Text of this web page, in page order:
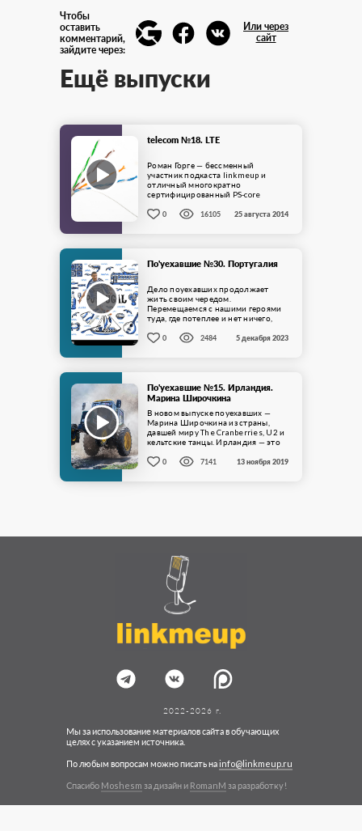
Чтобы
оставить
комментарий,
зайдите через:
Или через
сайт
Ещё выпуски
telecom №18. LTE
Роман Горге — бессменный
участник подкаста linkmeup и
отличный многократно
сертифицированный PS-core
слуху. Сети стандарта ...
0 16105 25 августа 2014
По'уехавшие №30. Португалия
Дело поуехавших продолжает
жить своим чередом.
Перемещаемся с нашими героями
туда, где потеплее и нет ничего,
в ... 0 2484 5 декабря 2023
По'уехавшие №15. Ирландия.
Марина Широчкина
В новом выпуске поуехавших —
Марина Широчкина из страны,
давшей миру The Cranberries, U2 и
кельтские танцы. Ирландия — это
0 7141 13 ноября 2019
2022-2026 г.
Мы за использование материалов сайта в обучающих
целях с указанием источника.
По любым вопросам можно писать наinfo@linkmeup.ru
Спасибо Moshesm за дизайн и RomanM за разработку!